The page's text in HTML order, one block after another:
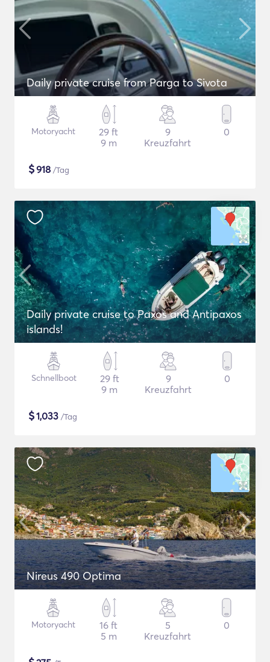
Daily private cruise from Parga to Sivota
Motoryacht
29 ft
9 m
9
Kreuzfahrt
0
$918 /Tag
Daily private cruise to Paxos and Antipaxos
islands!
Schnellboot
29 ft
9 m
9
Kreuzfahrt
0
$1,033 /Tag
Nireus 490 Optima
Motoryacht
16 ft
5 m
5
Kreuzfahrt
0